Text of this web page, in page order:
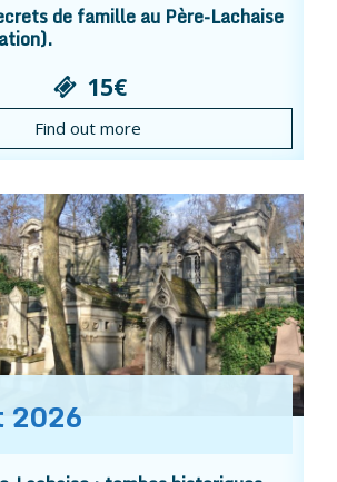
de famille au Père-Lachaise
15€
Find out more
2026